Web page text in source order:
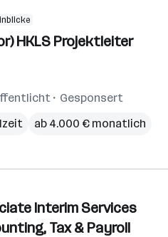
in
HKLS Projektleiter
Gesponsert
ab 4.000 € monatlich
Interim Services
Tax & Payroll